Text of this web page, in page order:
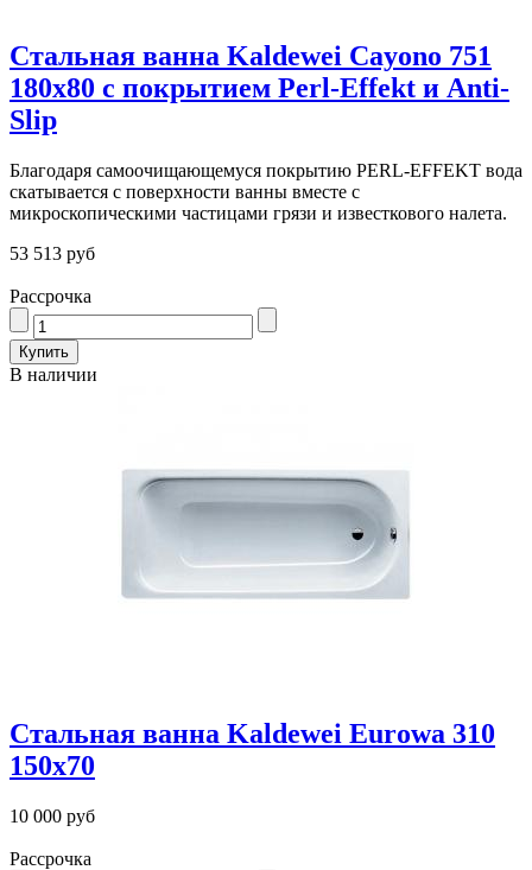
Стальная ванна Kaldewei Cayono 751
180x80 с покрытием Perl-Effekt и Anti-
Slip
Благодаря самоочищающемуся покрытию PERL-EFFEKT вода
скатывается с поверхности ванны вместе с
микроскопическими частицами грязи и известкового налета.
53 513 руб
Рассрочка
В наличии
Стальная ванна Kaldewei Eurowa 310
150x70
10 000 руб
Рассрочка